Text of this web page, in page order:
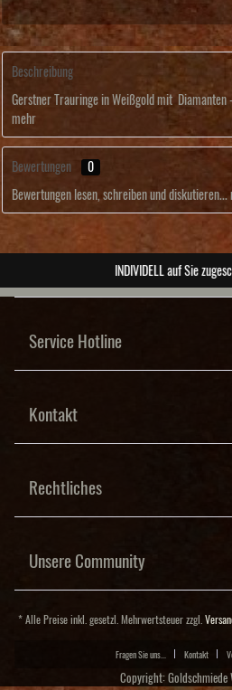
Beschreibung
Gerstner Trauringe in Weißgold mit
mehr
Bewertungen 0
Bewertungen lesen, schreiben und diskutieren...
ABSOLUTE
Service Hotline
Kontakt
Rechtliches
Unsere Community
* Alle Preise inkl. gesetzl. Mehrwertsteuer zzgl.
Fragen Sie uns... Kontakt
Copyright: Goldschmiede